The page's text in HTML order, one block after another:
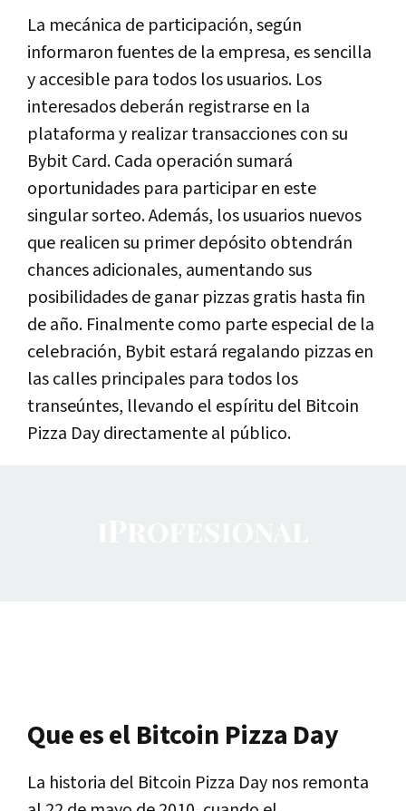
La mecánica de participación, según
informaron fuentes de la empresa, es sencilla
y accesible para todos los usuarios. Los
interesados deberán registrarse en la
plataforma y realizar transacciones con su
Bybit Card. Cada operación sumará
oportunidades para participar en este
singular sorteo. Además, los usuarios nuevos
que realicen su primer depósito obtendrán
chances adicionales, aumentando sus
posibilidades de ganar pizzas gratis hasta fin
de año. Finalmente como parte especial de la
celebración, Bybit estará regalando pizzas en
las calles principales para todos los
transeúntes, llevando el espíritu del Bitcoin
Pizza Day directamente al público.
Que es el Bitcoin Pizza Day
La historia del Bitcoin Pizza Day nos remonta